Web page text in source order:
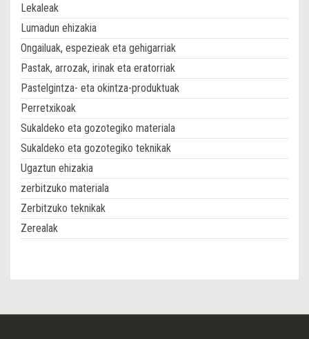
Lekaleak
Lumadun ehizakia
Ongailuak, espezieak eta gehigarriak
Pastak, arrozak, irinak eta eratorriak
Pastelgintza- eta okintza-produktuak
Perretxikoak
Sukaldeko eta gozotegiko materiala
Sukaldeko eta gozotegiko teknikak
Ugaztun ehizakia
zerbitzuko materiala
Zerbitzuko teknikak
Zerealak